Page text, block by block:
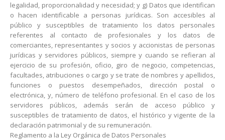
legalidad, proporcionalidad y necesidad; y g) Datos que identifican
o hacen identificable a personas jurídicas. Son accesibles al
público y susceptibles de tratamiento los datos personales
referentes al contacto de profesionales y los datos de
comerciantes, representantes y socios y accionistas de personas
jurídicas y servidores públicos, siempre y cuando se refieran al
ejercicio de su profesión, oficio, giro de negocio, competencias,
facultades, atribuciones o cargo y se trate de nombres y apellidos,
funciones o puestos desempeñados, dirección postal o
electrónica, y, número de teléfono profesional. En el caso de los
servidores públicos, además serán de acceso público y
susceptibles de tratamiento de datos, el histórico y vigente de la
declaración patrimonial y de su remuneración.
Reglamento a la Ley Orgánica de Datos Personales